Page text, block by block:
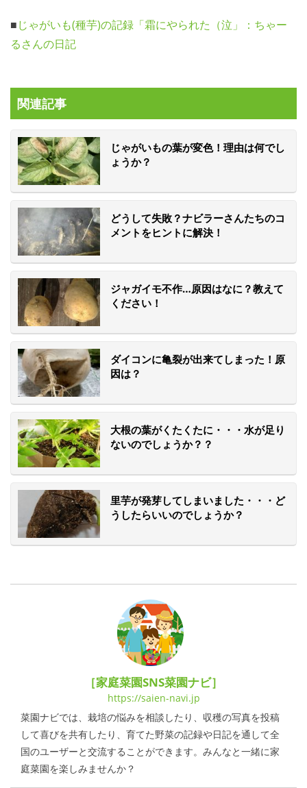
■じゃがいも(種芋)の記録「霜にやられた（泣」：ちゃー
るさんの日記
関連記事
じゃがいもの葉が変色！理由は何でし
ょうか？
どうして失敗？ナビラーさんたちのコ
メントをヒントに解決！
ジャガイモ不作…原因はなに？教えて
ください！
ダイコンに亀裂が出来てしまった！原
因は？
大根の葉がくたくたに・・・水が足り
ないのでしょうか？？
里芋が発芽してしまいました・・・ど
うしたらいいのでしょうか？
［家庭菜園SNS菜園ナビ］
https://saien-navi.jp
菜園ナビでは、栽培の悩みを相談したり、収穫の写真を投稿
して喜びを共有したり、育てた野菜の記録や日記を通して全
国のユーザーと交流することができます。みんなと一緒に家
庭菜園を楽しみませんか？